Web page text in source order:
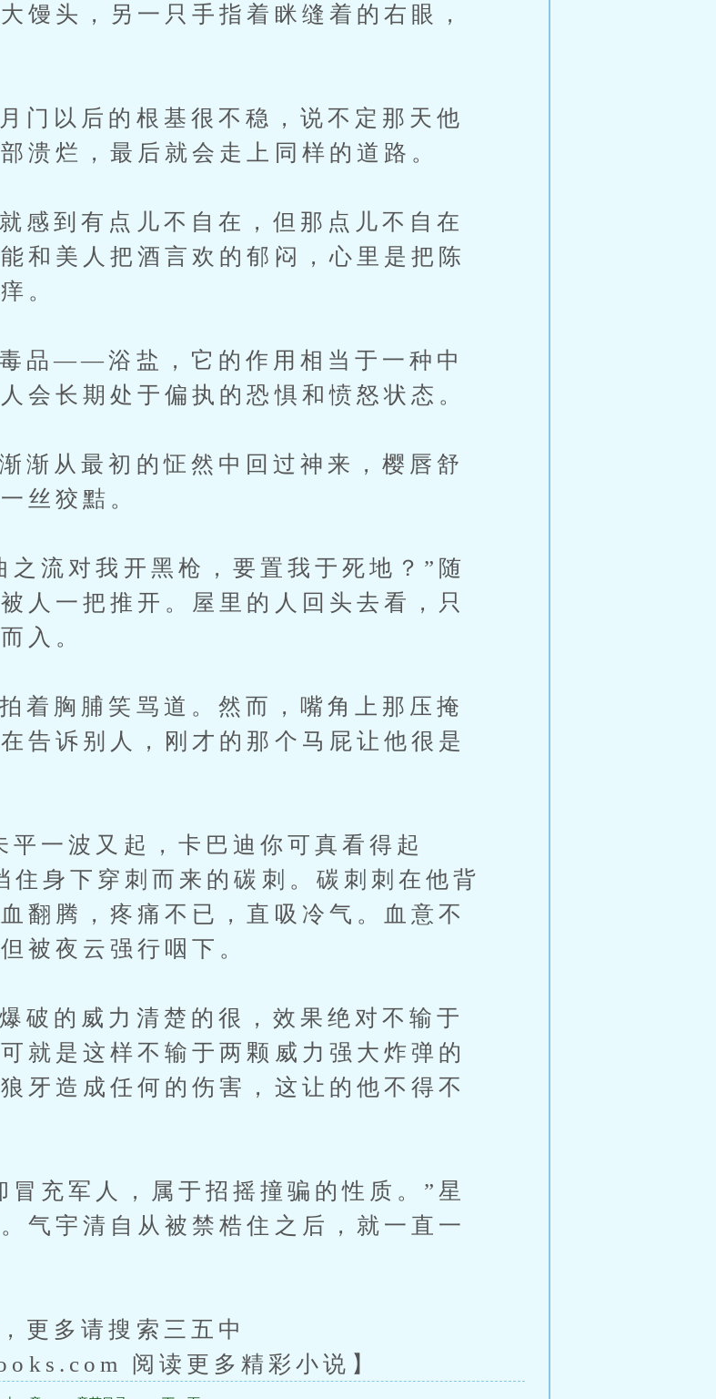
馒头，另一只手指着眯缝着的右眼，
后的根基很不稳，说不定那天他
溃烂，最后就会走上同样的道路。
有点儿不自在，但那点儿不自在
和美人把酒言欢的郁闷，心里是把陈
。
——浴盐，它的作用相当于一种中
会长期处于偏执的恐惧和愤怒状态。
最初的怔然中回过神来，樱唇舒
丝狡黠。
对我开黑枪，要置我于死地？”随
人一把推开。屋里的人回头去看，只
入。
脯笑骂道。然而，嘴角上那压掩
告诉别人，刚才的那个马屁让他很是
波又起，卡巴迪你可真看得起
住身下穿刺而来的碳刺。碳刺刺在他背
翻腾，疼痛不已，直吸冷气。血意不
被夜云强行咽下。
威力清楚的很，效果绝对不输于
就是这样不输于两颗威力强大炸弹的
牙造成任何的伤害，这让的他不得不
军人，属于招摇撞骗的性质。”星
气宇清自从被禁梏住之后，就一直一
多请搜索三五中
阅读更多精彩小说】